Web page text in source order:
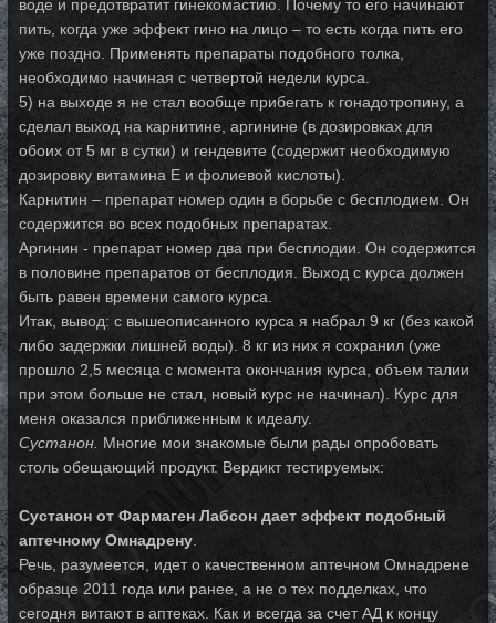
воде и предотвратит гинекомастию. Почему то его начинают
пить, когда уже эффект гино на лицо – то есть когда пить его
уже поздно. Применять препараты подобного толка,
необходимо начиная с четвертой недели курса.
5) на выходе я не стал вообще прибегать к гонадотропину, а
сделал выход на карнитине, аргинине (в дозировках для
обоих от 5 мг в сутки) и гендевите (содержит необходимую
дозировку витамина Е и фолиевой кислоты).
Карнитин – препарат номер один в борьбе с бесплодием. Он
содержится во всех подобных препаратах.
Аргинин - препарат номер два при бесплодии. Он содержится
в половине препаратов от бесплодия. Выход с курса должен
быть равен времени самого курса.
Итак, вывод: с вышеописанного курса я набрал 9 кг (без какой
либо задержки лишней воды). 8 кг из них я сохранил (уже
прошло 2,5 месяца с момента окончания курса, объем талии
при этом больше не стал, новый курс не начинал). Курс для
меня оказался приближенным к идеалу.
Сустанон. Многие мои знакомые были рады опробовать
столь обещающий продукт. Вердикт тестируемых:
Сустанон от Фармаген Лабсон дает эффект подобный
аптечному Омнадрену
Речь, разумеется, идет о качественном аптечном Омнадрене
образце 2011 года или ранее, а не о тех подделках, что
сегодня витают в аптеках. Как и всегда за счет АД к концу